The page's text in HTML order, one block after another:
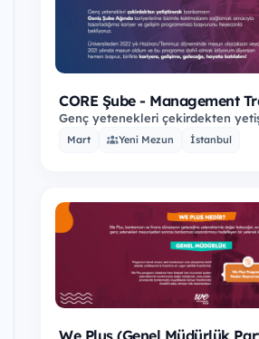
CORE Şube - Management
Program
Genç yetenekleri çekirdekten
bankamızın Geniş Şube Ağında
Mart Yeni Mezun İstanbul
We Plus (Genel Müdürlük